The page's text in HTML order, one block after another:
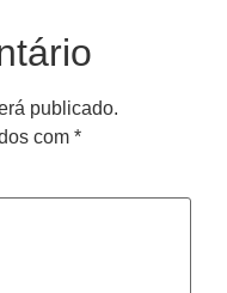
publicado.
com *